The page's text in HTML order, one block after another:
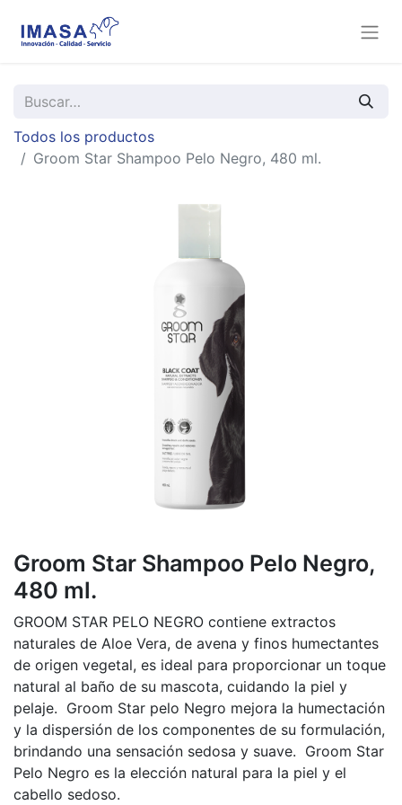
Todos los productos
Groom Star Shampoo Pelo Negro, 480 ml.
Groom Star Shampoo Pelo Negro,
480 ml.
GROOM STAR PELO NEGRO contiene extractos
naturales de Aloe Vera, de avena y finos humectantes
de origen vegetal, es ideal para proporcionar un toque
natural al baño de su mascota, cuidando la piel y
pelaje. Groom Star pelo Negro mejora la humectación
y la dispersión de los componentes de su formulación,
brindando una sensación sedosa y suave. Groom Star
Pelo Negro es la elección natural para la piel y el
cabello sedoso.